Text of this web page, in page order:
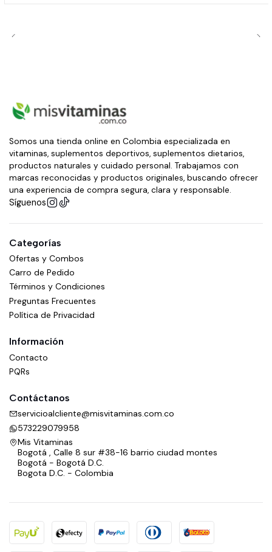
Somos una tienda online en Colombia especializada en
vitaminas, suplementos deportivos, suplementos dietarios,
productos naturales y cuidado personal. Trabajamos con
marcas reconocidas y productos originales, buscando ofrecer
una experiencia de compra segura, clara y responsable.
Síguenos
Categorías
Ofertas y Combos
Carro de Pedido
Términos y Condiciones
Preguntas Frecuentes
Política de Privacidad
Información
Contacto
PQRs
Contáctanos
servicioalcliente@misvitaminas.com.co
573229079958
Mis Vitaminas
Bogotá , Calle 8 sur #38-16 barrio ciudad montes
Bogotá - Bogotá D.C.
Bogota D.C. - Colombia